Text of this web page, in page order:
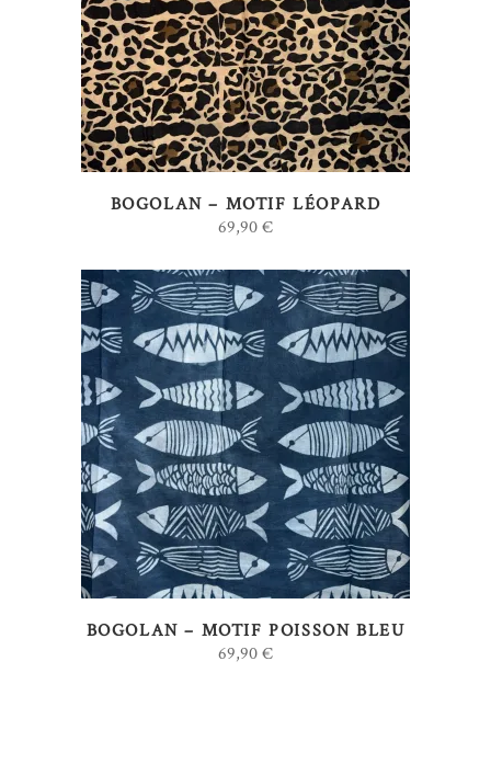
AJOUTER AU PANIER
BOGOLAN – MOTIF LÉOPARD
69,90€
AJOUTER AU PANIER
BOGOLAN – MOTIF POISSON BLEU
69,90€